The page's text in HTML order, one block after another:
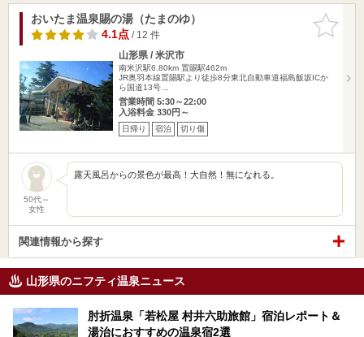
お気に入
りに追加
おいたま温泉賜の湯（たまのゆ）
4.1点/ 12 件
山形県 / 米沢市
南米沢駅6.80km 置賜駅462m
JR奥羽本線置賜駅より徒歩8分東北自動車道福島飯坂ICか
ら国道13号…
営業時間 5:30～22:00
入浴料金 330円～
日帰り 宿泊 切り傷
50代～
女性
露天風呂からの景色が最高！大自然！無になれる。
関連情報から探す
山形県のニフティ温泉ニュース
肘折温泉「若松屋 村井六助旅館」宿泊レポート＆
湯治におすすめの温泉宿2選